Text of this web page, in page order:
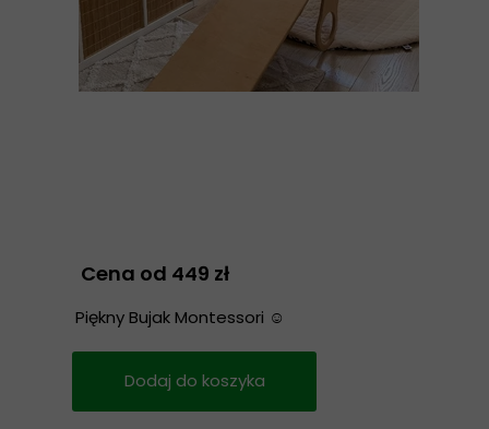
Cena od 449 zł
Piękny Bujak Montessori ☺️
Dodaj do koszyka